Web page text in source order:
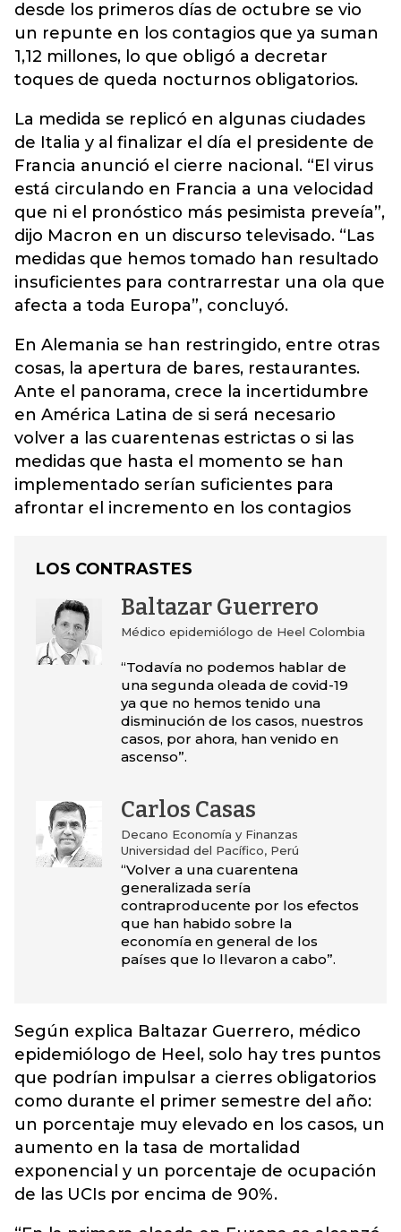
desde los primeros días de octubre se vio
un repunte en los contagios que ya suman
1,12 millones, lo que obligó a decretar
toques de queda nocturnos obligatorios.
La medida se replicó en algunas ciudades
de Italia y al finalizar el día el presidente de
Francia anunció el cierre nacional. “El virus
está circulando en Francia a una velocidad
que ni el pronóstico más pesimista preveía”,
dijo Macron en un discurso televisado. “Las
medidas que hemos tomado han resultado
insuficientes para contrarrestar una ola que
afecta a toda Europa”, concluyó.
En Alemania se han restringido, entre otras
cosas, la apertura de bares, restaurantes.
Ante el panorama, crece la incertidumbre
en América Latina de si será necesario
volver a las cuarentenas estrictas o si las
medidas que hasta el momento se han
implementado serían suficientes para
afrontar el incremento en los contagios
LOS CONTRASTES
Baltazar Guerrero
Médico epidemiólogo de Heel Colombia
“Todavía no podemos hablar de
una segunda oleada de covid-19
ya que no hemos tenido una
disminución de los casos, nuestros
casos, por ahora, han venido en
ascenso”.
Carlos Casas
Decano Economía y Finanzas
Universidad del Pacífico, Perú
“Volver a una cuarentena
generalizada sería
contraproducente por los efectos
que han habido sobre la
economía en general de los
países que lo llevaron a cabo”.
Según explica Baltazar Guerrero, médico
epidemiólogo de Heel, solo hay tres puntos
que podrían impulsar a cierres obligatorios
como durante el primer semestre del año:
un porcentaje muy elevado en los casos, un
aumento en la tasa de mortalidad
exponencial y un porcentaje de ocupación
de las UCIs por encima de 90%.